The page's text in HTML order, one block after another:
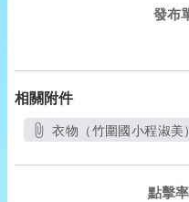
發布
相關附件
衣物（竹圍國小程淑美
點擊率